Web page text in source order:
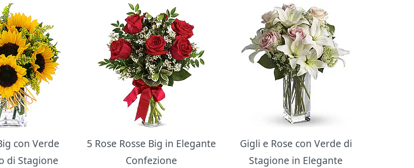
con Verde
di Stagione
5 Rose Rosse Big in Elegante
Confezione
Gigli e Rose con Verde di
Stagione in Elegante